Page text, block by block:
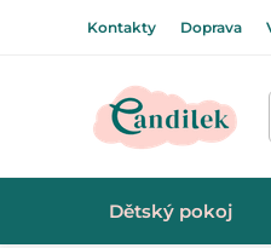
Kontakty Doprava
Dětský pokoj